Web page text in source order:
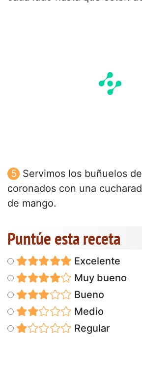
Servimos los buñuelos
coronados con una
de mango.
Puntúe esta receta
Excelente
Muy bueno
Bueno
Medio
Regular